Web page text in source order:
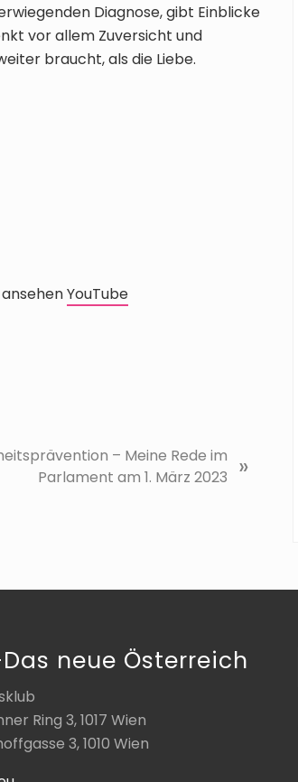
Diagnose, gibt Einblicke
vor allem Zuversicht und
braucht, als die Liebe.
YouTube
– Meine Rede im
Parlament am 1. März 2023
»
Das neue Österreich
Ring 3, 1017 Wien
3, 1010 Wien